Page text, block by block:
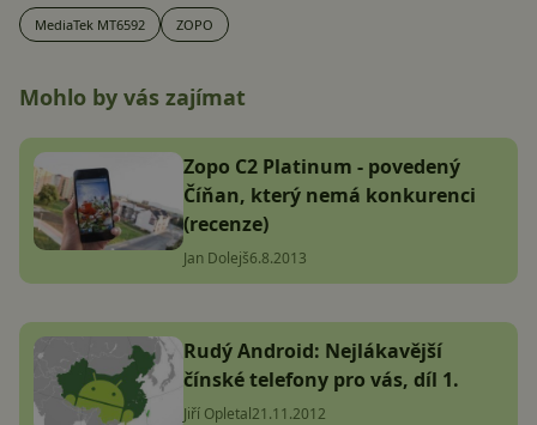
MediaTek MT6592 ZOPO
Mohlo by vás zajímat
Zopo C2 Platinum - povedený
Číňan, který nemá konkurenci
(recenze)
Jan Dolejš6.8.2013
Rudý Android: Nejlákavější
čínské telefony pro vás, díl 1.
Jiří Opletal21.11.2012